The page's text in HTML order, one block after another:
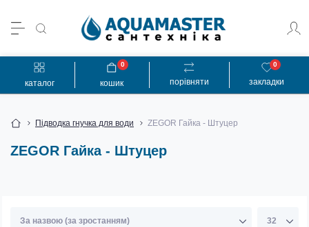
каталог порівняти закладки
0
кошик
0
Підводка гнучка для води ZEGOR Гайка - Штуцер
ZEGOR Гайка - Штуцер